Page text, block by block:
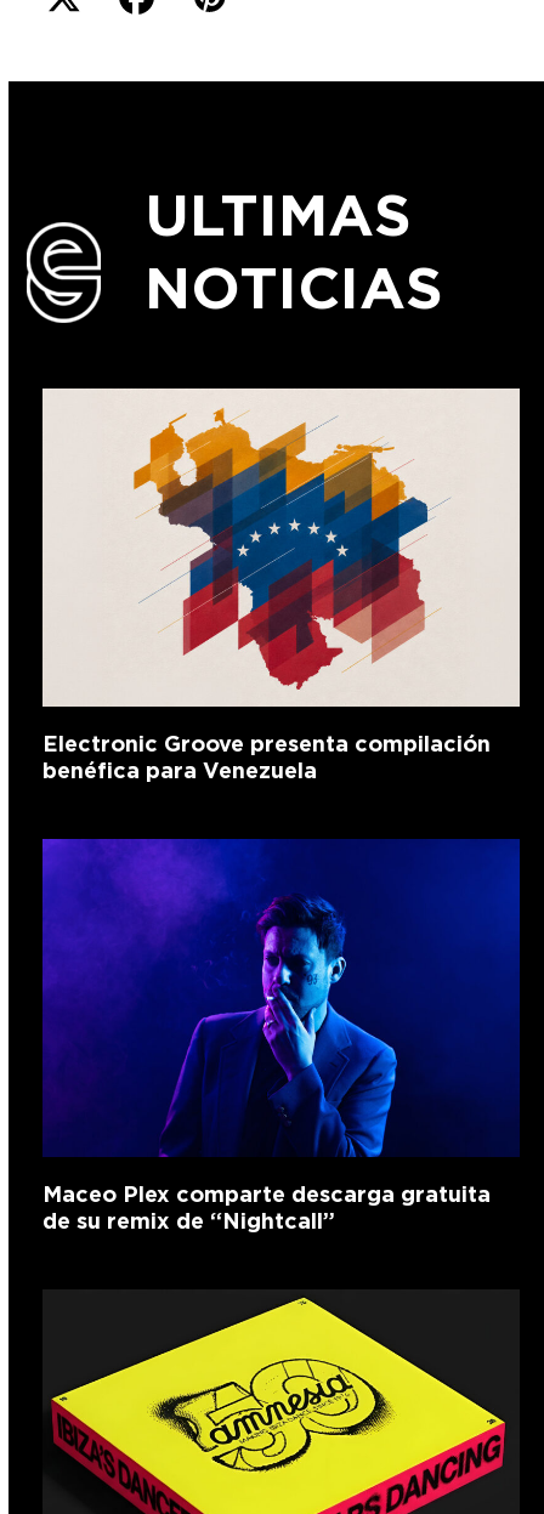
ULTIMAS
NOTICIAS
Electronic Groove presenta compilación
benéfica para Venezuela
Maceo Plex comparte descarga gratuita
de su remix de “Nightcall”